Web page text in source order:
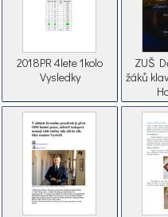
2018PR 4lete 1kolo
Vysledky
ZUŠ
žáků